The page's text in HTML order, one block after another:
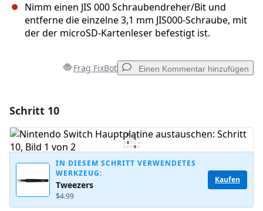
Nimm einen JIS 000 Schraubendreher/Bit und
entferne die einzelne 3,1 mm JIS000-Schraube, mit
der der microSD-Kartenleser befestigt ist.
Frag FixBot Einen Kommentar hinzufügen
Kommentar hinzufügen
Kommentieren
Schritt 10
IN DIESEM SCHRITT VERWENDETES
WERKZEUG:
Tweezers
$4.99
Kaufen